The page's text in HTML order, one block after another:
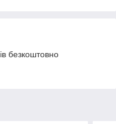
безкоштовно